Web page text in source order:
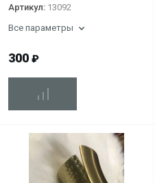
Артикул: 13092
Все параметры
300 ₽